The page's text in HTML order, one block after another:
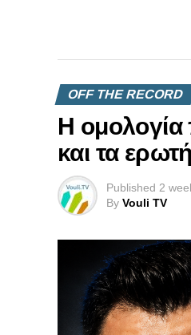
OFF THE RECORD
Η ομολογία
και τα
Published 2
By Vouli TV